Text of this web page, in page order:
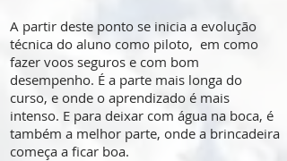
A partir deste ponto se inicia a evolução
técnica do aluno como piloto, em como
fazer voos seguros e com bom
desempenho. É a parte mais longa do
curso, e onde o aprendizado é mais
intenso. E para deixar com água na boca, é
também a melhor parte, onde a brincadeira
começa a ficar boa.